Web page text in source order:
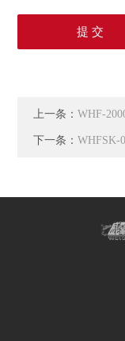
上一条：WHF-
下一条：WHFSK-